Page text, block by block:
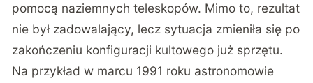
pomocą naziemnych teleskopów. Mimo to, rezultat
nie był zadowalający, lecz sytuacja zmieniła się po
zakończeniu konfiguracji kultowego już sprzętu.
Na przykład w marcu 1991 roku astronomowie